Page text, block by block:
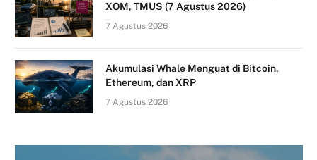
XOM, TMUS (7 Agustus 2026)
7 Agustus 2026
Akumulasi Whale Menguat di Bitcoin,
Ethereum, dan XRP
7 Agustus 2026